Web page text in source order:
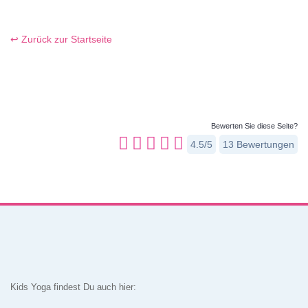
↩ Zurück zur Startseite
Bewerten Sie diese Seite?
4.5/5 13 Bewertungen
Kids Yoga findest Du auch hier: